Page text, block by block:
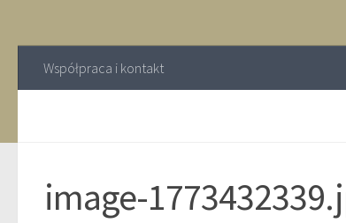
Współpraca i kontakt
image-